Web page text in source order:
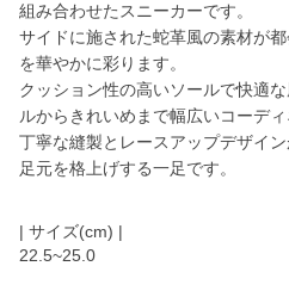
組み合わせたスニーカーです。
サイドに施された蛇革風の素材が
を華やかに彩ります。
クッション性の高いソールで快適
ルからきれいめまで幅広いコーディ
丁寧な縫製とレースアップデザイ
足元を格上げする一足です。
| サイズ(cm) |
22.5~25.0